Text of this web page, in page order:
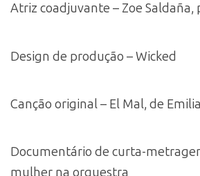
Atriz coadjuvante – Zoe Saldaña,
Design de produção – Wicked
Canção original – El Mal, de
Documentário de curta-
mulher na orquestra